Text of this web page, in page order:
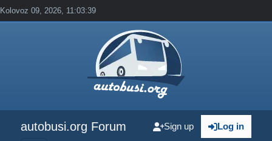
Kolovoz 09, 2026, 11:03:39
autobusi.org Forum Log in
Sign up